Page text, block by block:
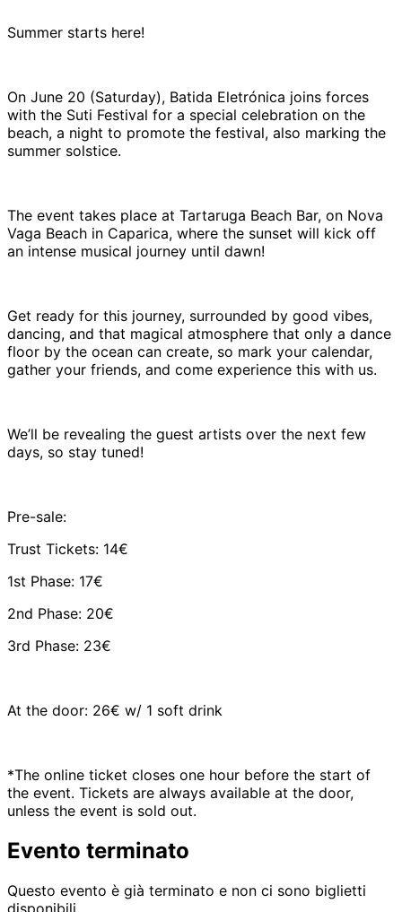
Summer starts here!
On June 20 (Saturday), Batida Eletrónica joins forces
with the Suti Festival for a special celebration on the
beach, a night to promote the festival, also marking the
summer solstice.
The event takes place at Tartaruga Beach Bar, on Nova
Vaga Beach in Caparica, where the sunset will kick off
an intense musical journey until dawn!
Get ready for this journey, surrounded by good vibes,
dancing, and that magical atmosphere that only a dance
floor by the ocean can create, so mark your calendar,
gather your friends, and come experience this with us.
We’ll be revealing the guest artists over the next few
days, so stay tuned!
Pre-sale:
Trust Tickets: 14€
1st Phase: 17€
2nd Phase: 20€
3rd Phase: 23€
At the door: 26€ w/ 1 soft drink
*The online ticket closes one hour before the start of
the event. Tickets are always available at the door,
unless the event is sold out.
Evento terminato
Questo evento è già terminato e non ci sono biglietti
disponibili